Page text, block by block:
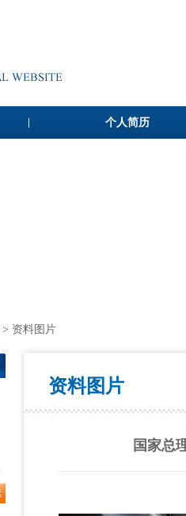
个人简历
> 资料图片
资料图片
国家总